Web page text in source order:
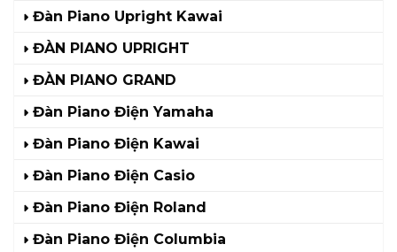
Đàn Piano Upright Kawai
ĐÀN PIANO UPRIGHT
ĐÀN PIANO GRAND
Đàn Piano Điện Yamaha
Đàn Piano Điện Kawai
Đàn Piano Điện Casio
Đàn Piano Điện Roland
Đàn Piano Điện Columbia